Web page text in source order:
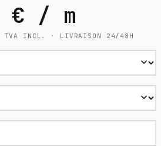
€ / m
TVA INCL. · LIVRAISON 24/48H